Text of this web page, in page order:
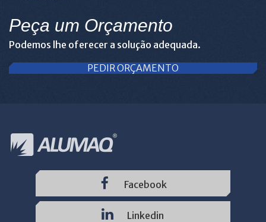
Peça um Orçamento
Podemos lhe oferecer a solução adequada.
PEDIR ORÇAMENTO
Facebook
Linkedin